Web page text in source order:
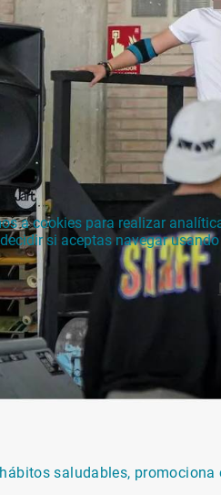
saludables,
a cookies para realizar
si aceptas navegar